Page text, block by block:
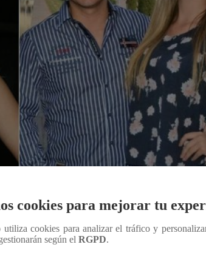
de su ex pareja Renzo Costa luego que
cookies para mejorar tu
utiliza cookies para analizar el tráfico y
según el RGPD.